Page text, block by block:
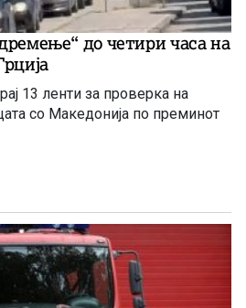
до четири часа на
13 ленти за проверка на
со Македонија по преминот